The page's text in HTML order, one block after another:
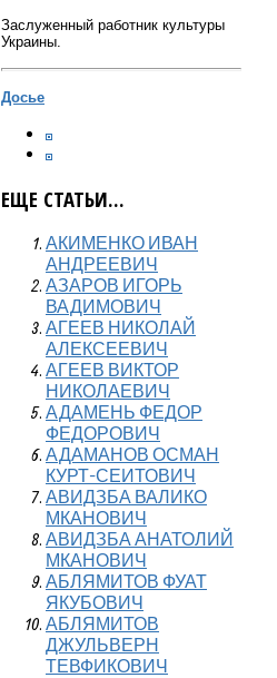
Заслуженный работник культуры
Украины.
Досье
ЕЩЕ СТАТЬИ...
АКИМЕНКО ИВАН
АНДРЕЕВИЧ
АЗАРОВ ИГОРЬ
ВАДИМОВИЧ
АГЕЕВ НИКОЛАЙ
АЛЕКСЕЕВИЧ
АГЕЕВ ВИКТОР
НИКОЛАЕВИЧ
АДАМЕНЬ ФЕДОР
ФЕДОРОВИЧ
АДАМАНОВ ОСМАН
КУРТ-СЕИТОВИЧ
АВИДЗБА ВАЛИКО
МКАНОВИЧ
АВИДЗБА АНАТОЛИЙ
МКАНОВИЧ
АБЛЯМИТОВ ФУАТ
ЯКУБОВИЧ
АБЛЯМИТОВ
ДЖУЛЬВЕРН
ТЕВФИКОВИЧ